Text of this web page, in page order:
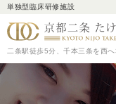
単独型臨床研修施設
二条駅徒歩5分、千本三条を西